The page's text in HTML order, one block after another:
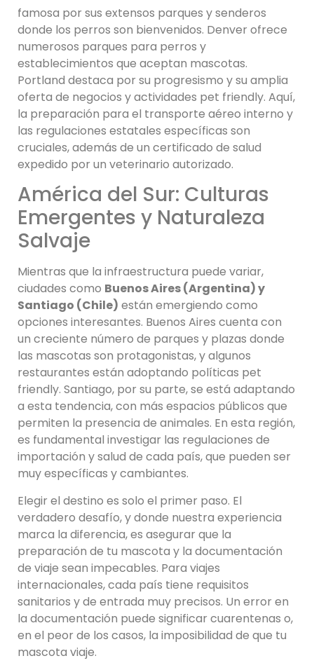
famosa por sus extensos parques y senderos
donde los perros son bienvenidos. Denver ofrece
numerosos parques para perros y
establecimientos que aceptan mascotas.
Portland destaca por su progresismo y su amplia
oferta de negocios y actividades pet friendly. Aquí,
la preparación para el transporte aéreo interno y
las regulaciones estatales específicas son
cruciales, además de un certificado de salud
expedido por un veterinario autorizado.
América del Sur: Culturas
Emergentes y Naturaleza
Salvaje
Mientras que la infraestructura puede variar,
ciudades como Buenos Aires (Argentina) y
Santiago (Chile) están emergiendo como
opciones interesantes. Buenos Aires cuenta con
un creciente número de parques y plazas donde
las mascotas son protagonistas, y algunos
restaurantes están adoptando políticas pet
friendly. Santiago, por su parte, se está adaptando
a esta tendencia, con más espacios públicos que
permiten la presencia de animales. En esta región,
es fundamental investigar las regulaciones de
importación y salud de cada país, que pueden ser
muy específicas y cambiantes.
Elegir el destino es solo el primer paso. El
verdadero desafío, y donde nuestra experiencia
marca la diferencia, es asegurar que la
preparación de tu mascota y la documentación
de viaje sean impecables. Para viajes
internacionales, cada país tiene requisitos
sanitarios y de entrada muy precisos. Un error en
la documentación puede significar cuarentenas o,
en el peor de los casos, la imposibilidad de que tu
mascota viaje.